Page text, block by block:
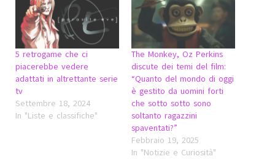
5 retrogame che ci
piacerebbe vedere
adattati in altrettante serie
tv
Settembre 18, 2024
In "Liste e classifiche"
The Monkey, Oz Perkins
discute dei temi del film:
“Quanto del mondo di oggi
è gestito da uomini forti
che sotto sotto sono
soltanto ragazzini
spaventati?”
Febbraio 19, 2025
In "Notizie e Curiosità"